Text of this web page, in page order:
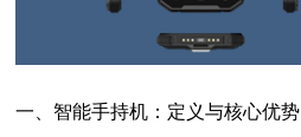
一、智能手持机：定义与核心优势